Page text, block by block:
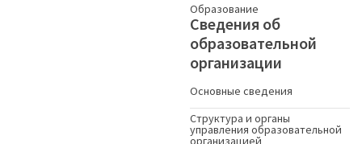
Образование
Сведения об
образовательной
организации
Основные сведения
Структура и органы
управления образовательной